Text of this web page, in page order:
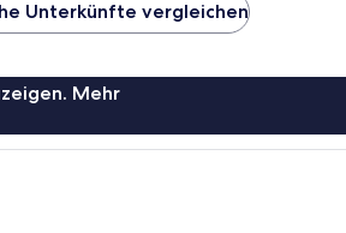
Unterkünfte vergleichen
Mehr